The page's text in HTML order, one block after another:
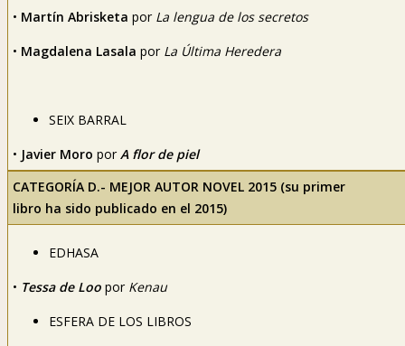
• Martín Abrisketa por La lengua de los secretos
• Magdalena Lasala por La Última Heredera
SEIX BARRAL
• Javier Moro por A flor de piel
CATEGORÍA D.- MEJOR AUTOR NOVEL 2015 (su primer
libro ha sido publicado en el 2015)
EDHASA
• Tessa de Loo por Kenau
ESFERA DE LOS LIBROS